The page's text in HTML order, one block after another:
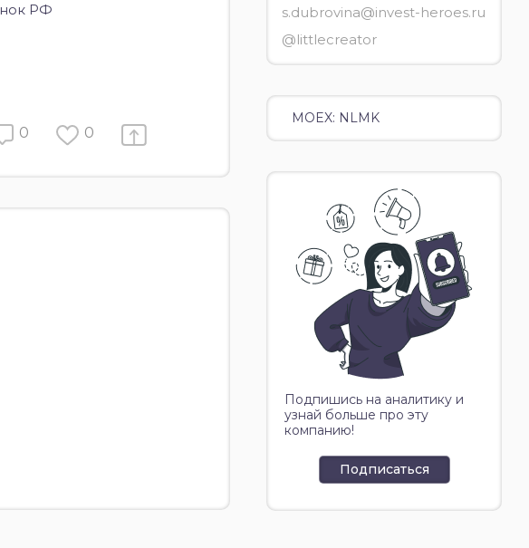
РФ
0 0
s.dubrovina@invest-heroes.ru
@littlecreator
MOEX: NLMK
Подпишись на аналитику и
узнай больше про эту
компанию!
Подписаться